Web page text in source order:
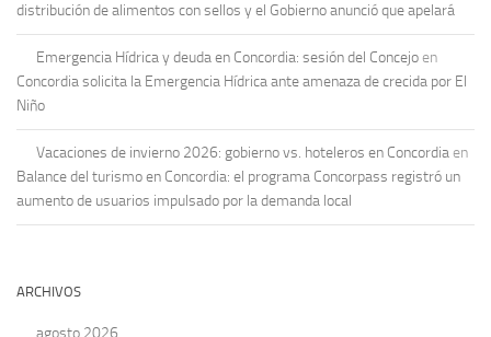
distribución de alimentos con sellos y el Gobierno anunció que apelará
Emergencia Hídrica y deuda en Concordia: sesión del Concejo en
Concordia solicita la Emergencia Hídrica ante amenaza de crecida por El
Niño
Vacaciones de invierno 2026: gobierno vs. hoteleros en Concordia en
Balance del turismo en Concordia: el programa Concorpass registró un
aumento de usuarios impulsado por la demanda local
ARCHIVOS
agosto 2026